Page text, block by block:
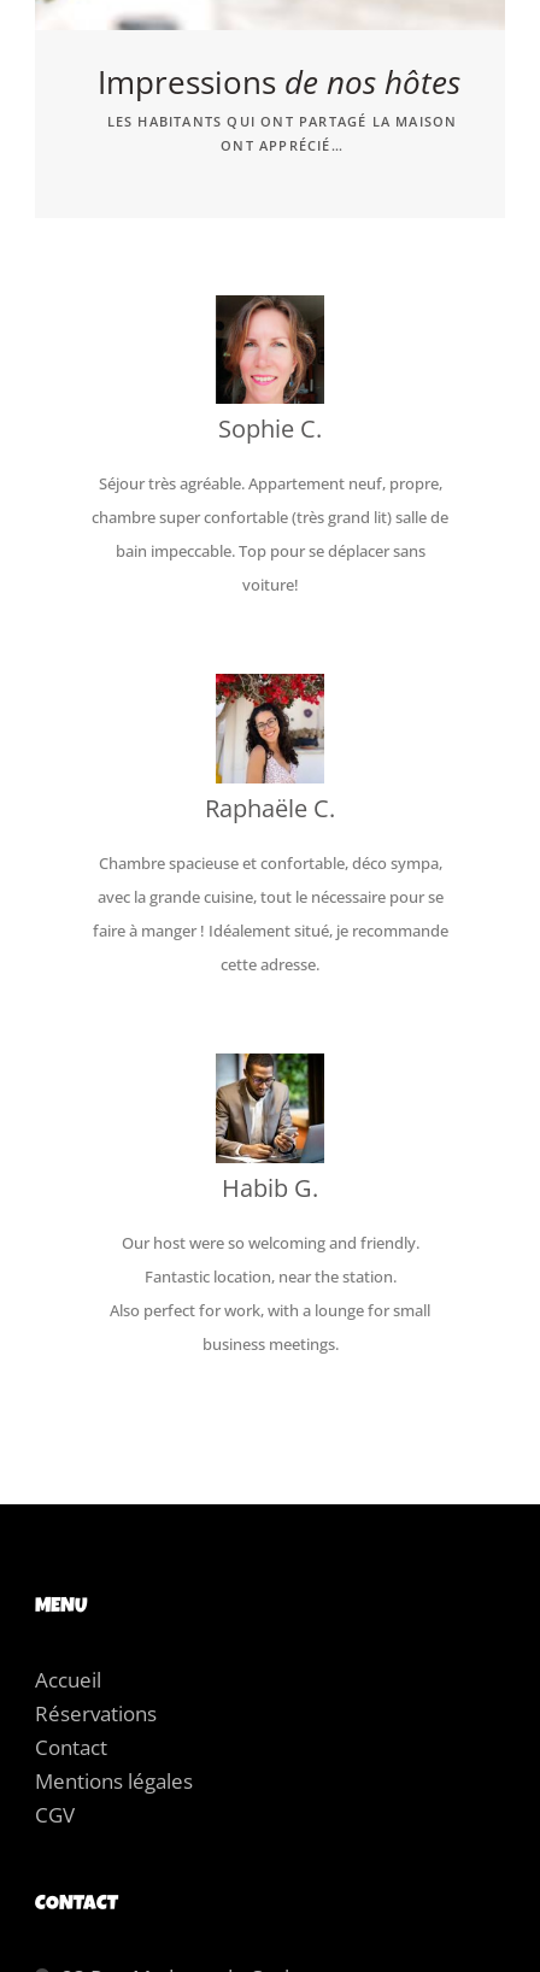
Impressions de nos hôtes
LES HABITANTS QUI ONT PARTAGÉ LA MAISON
ONT APPRÉCIÉ…
Sophie C.
Séjour très agréable. Appartement neuf, propre,
chambre super confortable (très grand lit) salle de
bain impeccable. Top pour se déplacer sans
voiture!
Raphaële C.
Chambre spacieuse et confortable, déco sympa,
avec la grande cuisine, tout le nécessaire pour se
faire à manger ! Idéalement situé, je recommande
cette adresse.
Habib G.
Our host were so welcoming and friendly.
Fantastic location, near the station.
Also perfect for work, with a lounge for small
business meetings.
MENU
Accueil
Réservations
Contact
Mentions légales
CGV
CONTACT